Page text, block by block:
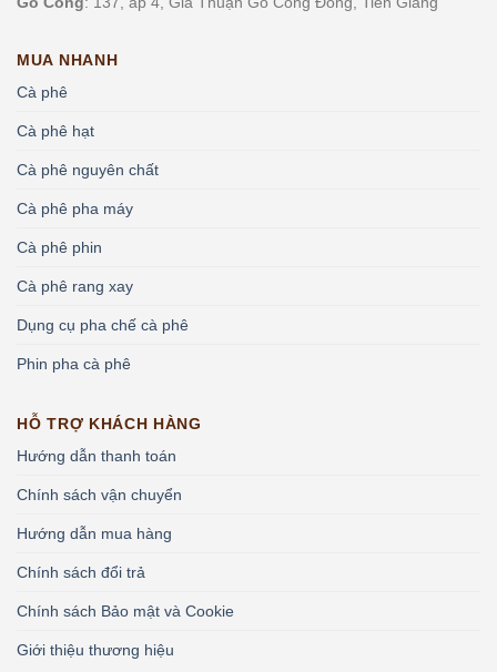
MUA NHANH
Cà phê
Cà phê hạt
Cà phê nguyên chất
Cà phê pha máy
Cà phê phin
Cà phê rang xay
Dụng cụ pha chế cà phê
Phin pha cà phê
HỖ TRỢ KHÁCH HÀNG
Hướng dẫn thanh toán
Chính sách vận chuyển
Hướng dẫn mua hàng
Chính sách đổi trả
Chính sách Bảo mật và Cookie
Giới thiệu thương hiệu